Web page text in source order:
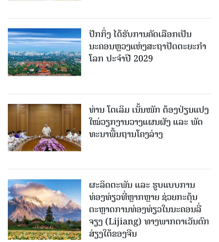
ປັກກິ່ງ ໄດ້ຮັບການຄັດເລືອກເປັນ
ນະຄອນຫຼວງແຫ່ງສະຖາປັດຕະຍະກຳ
ໂລກ ປະຈຳປີ 2029
ທ່ານ ໂຕ​ເລິມ ເນັ້ນໜັກ ຕ້ອງ​ປ່ຽນ​ແປງ​
ໃໝ່​ວຽກ​ງານ​ວາງ​ແຜນ​ຜັງ ແລະ ​ພັດ​
ທະ​ນາ​ພື້ນ​ຖານ​ໂຄງ​ລ່າງ
ຜະລິດຕະພັນ ແລະ ຮູບແບບການ
ທ່ອງທ່ຽວທີ່ຫຼາກຫຼາຍ ຊ່ວຍກະຕຸ້ນ
ຕະຫຼາດການທ່ອງທ່ຽວໃນນະຄອນລີ່
ຈຽງ (Lijiang) ທາງພາກຕາເວັນຕົກ
ສ່ຽງໃຕ້ຂອງຈີນ